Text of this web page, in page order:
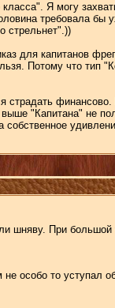
Я могу
требовала бы
стрельнет".))
для капитанов
Потому что тип
страдать
"Капитана" не
шняву. При большой
особо то уступал